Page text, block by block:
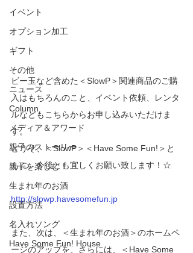
イベント
オプション加工
ギフト
その他
ニュース
Column
メディア＆アワード
親子のストーリー
親子を楽しむ！
生まれ年のお酒
設置方法
名入れソング
Have Some Fun! House
ビー玉など含めた＜SlowP＞関連商品のご購
入はもちろんのこと、イベント依頼、レンタ
ルなどもこちらからお申し込みいただけま
す。
どうぞ、＜SlowP＞＜Have Some Fun!＞と
もに、今後とも宜しくお願い致します！☆
http://slowp.havesomefun.jp
また、次は、＜生まれ年のお酒＞のホームペ
ージのアップを、さらには、＜Have Some